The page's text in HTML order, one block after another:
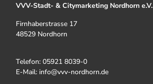
VVV-Stadt- & Citymarketing Nordhorn e.V.
Firnhaberstrasse 17
48529 Nordhorn
Telefon: 05921 8039-0
E-Mail: info@vvv-nordhorn.de